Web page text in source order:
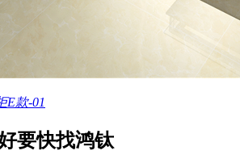
E款-01
要快找鸿钛